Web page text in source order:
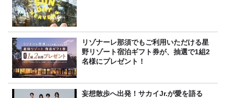
リゾナーレ那須でもご利用いただける星
野リゾート宿泊ギフト券が、抽選で1組2
名様にプレゼント！
妄想散歩へ出発！サカイJr.が愛を語る